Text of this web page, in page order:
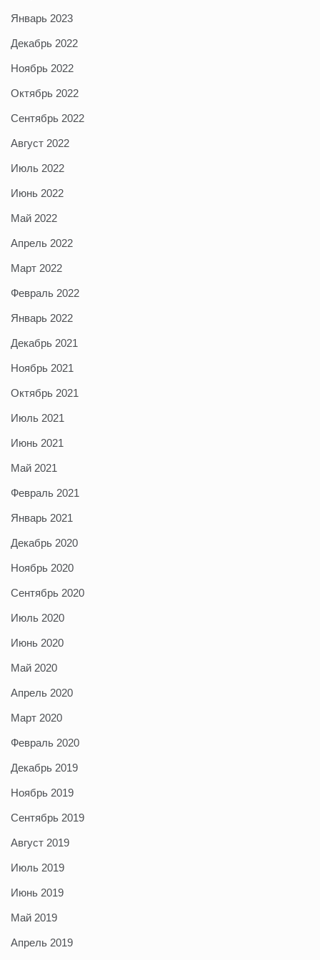
Январь 2023
Декабрь 2022
Ноябрь 2022
Октябрь 2022
Сентябрь 2022
Август 2022
Июль 2022
Июнь 2022
Май 2022
Апрель 2022
Март 2022
Февраль 2022
Январь 2022
Декабрь 2021
Ноябрь 2021
Октябрь 2021
Июль 2021
Июнь 2021
Май 2021
Февраль 2021
Январь 2021
Декабрь 2020
Ноябрь 2020
Сентябрь 2020
Июль 2020
Июнь 2020
Май 2020
Апрель 2020
Март 2020
Февраль 2020
Декабрь 2019
Ноябрь 2019
Сентябрь 2019
Август 2019
Июль 2019
Июнь 2019
Май 2019
Апрель 2019